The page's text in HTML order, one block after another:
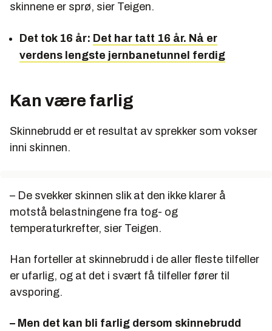
skinnene er sprø, sier Teigen.
Det tok 16 år: Det har tatt 16 år. Nå er
verdens lengste jernbanetunnel ferdig
Kan være farlig
Skinnebrudd er et resultat av sprekker som vokser
inni skinnen.
– De svekker skinnen slik at den ikke klarer å
motstå belastningene fra tog- og
temperaturkrefter, sier Teigen.
Han forteller at skinnebrudd i de aller fleste tilfeller
er ufarlig, og at det i svært få tilfeller fører til
avsporing.
– Men det kan bli farlig dersom skinnebrudd